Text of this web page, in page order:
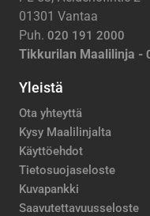
01301 Vantaa
Puh. 020 191 2000
Tikkurilan Maalilinja -
Yleistä
Ota yhteyttä
Kysy Maalilinjalta
Käyttöehdot
Tietosuojaseloste
Kuvapankki
Saavutettavuusseloste